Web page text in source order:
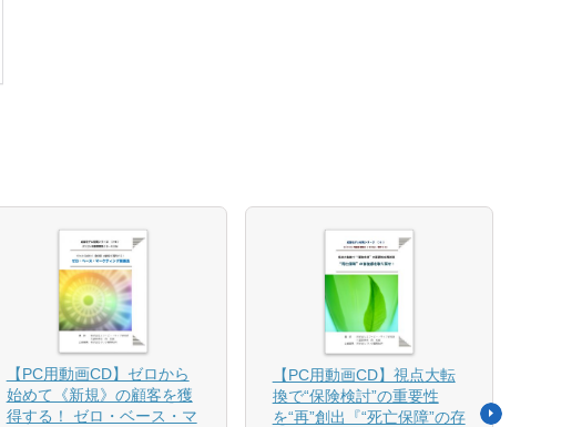
【PC用動画CD】ゼロから
始めて《新規》の顧客を獲
得する！ ゼロ・ベース・マ
【PC用動画CD】視点大転
換で“保険検討”の重要性
を“再”創出『“死亡保障”の存